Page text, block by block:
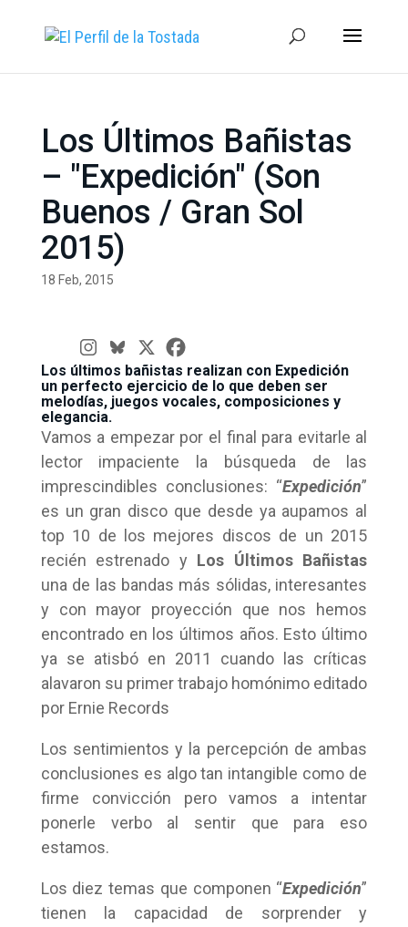
Los Últimos Bañistas
– "Expedición" (Son
Buenos / Gran Sol
2015)
18 Feb, 2015
Los últimos bañistas realizan con Expedición
un perfecto ejercicio de lo que deben ser
melodías, juegos vocales, composiciones y
elegancia.
Vamos a empezar por el final para evitarle al
lector impaciente la búsqueda de las
imprescindibles conclusiones: “Expedición”
es un gran disco que desde ya aupamos al
top 10 de los mejores discos de un 2015
recién estrenado y Los Últimos Bañistas
una de las bandas más sólidas, interesantes
y con mayor proyección que nos hemos
encontrado en los últimos años. Esto último
ya se atisbó en 2011 cuando las críticas
alavaron su primer trabajo homónimo editado
por Ernie Records
Los sentimientos y la percepción de ambas
conclusiones es algo tan intangible como de
firme convicción pero vamos a intentar
ponerle verbo al sentir que para eso
estamos.
Los diez temas que componen “Expedición”
tienen la capacidad de sorprender y